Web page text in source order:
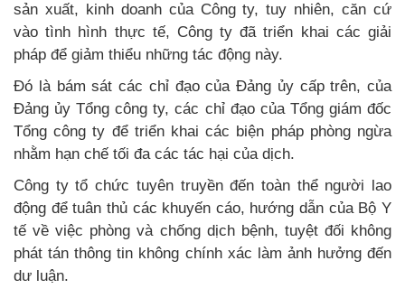
sản xuất, kinh doanh của Công ty, tuy nhiên, căn cứ
vào tình hình thực tế, Công ty đã triển khai các giải
pháp để giảm thiểu những tác động này.
Đó là bám sát các chỉ đạo của Đảng ủy cấp trên, của
Đảng ủy Tổng công ty, các chỉ đạo của Tổng giám đốc
Tổng công ty để triển khai các biện pháp phòng ngừa
nhằm hạn chế tối đa các tác hại của dịch.
Công ty tổ chức tuyên truyền đến toàn thể người lao
động để tuân thủ các khuyến cáo, hướng dẫn của Bộ Y
tế về việc phòng và chống dịch bệnh, tuyệt đối không
phát tán thông tin không chính xác làm ảnh hưởng đến
dư luận.